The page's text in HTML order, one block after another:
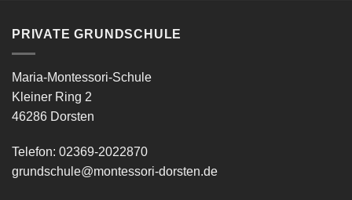
PRIVATE GRUNDSCHULE
Maria-Montessori-Schule
Kleiner Ring 2
46286 Dorsten
Telefon: 02369-2022870
grundschule@montessori-dorsten.de